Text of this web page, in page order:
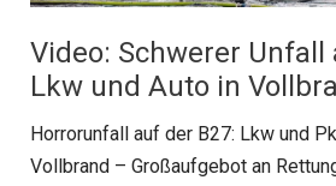
Video: Schwerer Unfall
Lkw und Auto in
Horrorunfall auf der B27: Lkw und
Vollbrand – Großaufgebot an